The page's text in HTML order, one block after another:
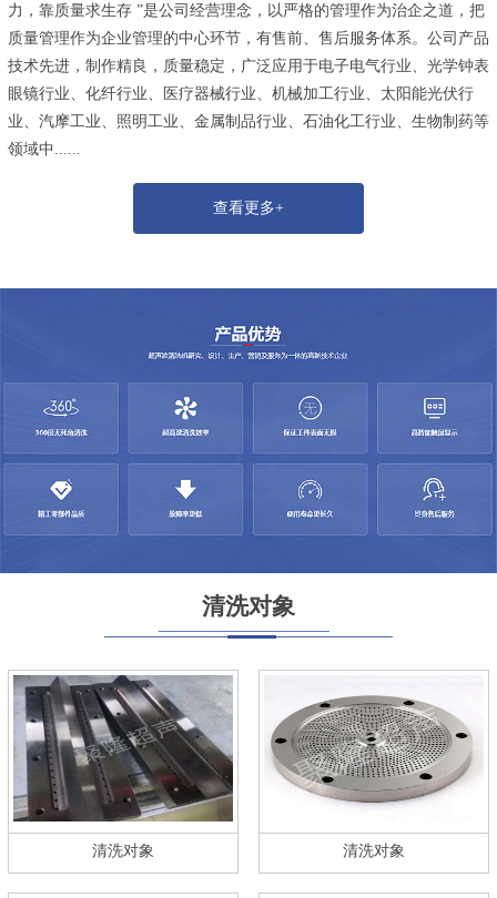
力，靠质量求生存 ”是公司经营理念，以严格的管理作为治企之道，把
质量管理作为企业管理的中心环节，有售前、售后服务体系。公司产品
技术先进，制作精良，质量稳定，广泛应用于电子电气行业、光学钟表
眼镜行业、化纤行业、医疗器械行业、机械加工行业、太阳能光伏行
业、汽摩工业、照明工业、金属制品行业、石油化工行业、生物制药等
领域中......
查看更多+
清洗对象
清洗对象 清洗对象